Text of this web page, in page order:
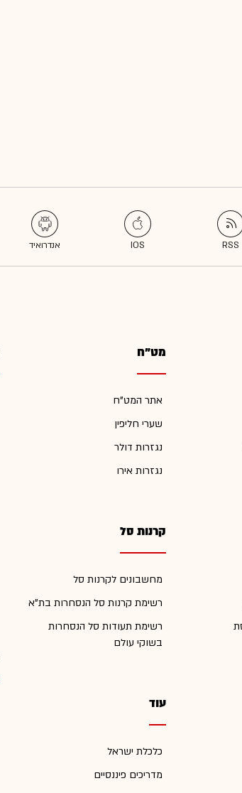
מט"ח
אתר המט"ח
שערי חליפין
נגזרות דולר
נגזרות אירו
קרנות סל
מחשבונים לקרנות סל
רשימת קרנות סל הנסחרות בת"א
רשימת תעודות סל הנסחרות
בשוקי עולם
עוד
כלכלת ישראל
מדריכים פיננסיים